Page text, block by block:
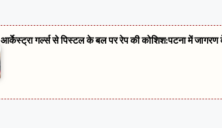
आर्केस्ट्रा गर्ल्स से पिस्टल के बल पर रेप की कोशिश:पटना में